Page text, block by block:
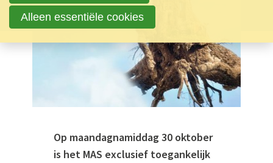
Op maandagnamiddag 30 oktober
is het MAS exclusief toegankelijk
Alleen essentiële cookies